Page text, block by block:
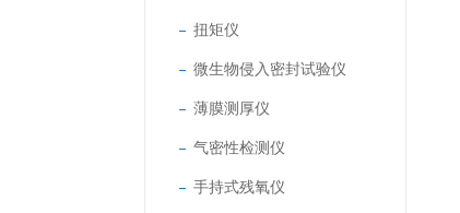
扭矩仪
微生物侵入密封试验仪
薄膜测厚仪
气密性检测仪
手持式残氧仪